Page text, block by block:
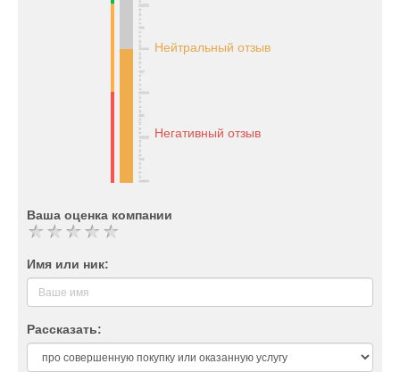
Нейтральный отзыв
Негативный отзыв
Ваша оценка компании
Имя или ник:
Рассказать: